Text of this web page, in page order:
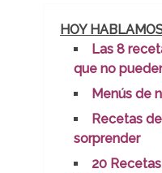
HOY
Las 8
que no
Menús de
Recetas
sorprender
20